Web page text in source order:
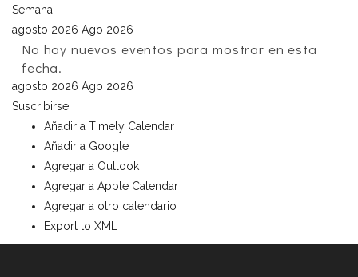
Semana
agosto 2026 Ago 2026
No hay nuevos eventos para mostrar en esta
fecha.
agosto 2026 Ago 2026
Suscribirse
Añadir a Timely Calendar
Añadir a Google
Agregar a Outlook
Agregar a Apple Calendar
Agregar a otro calendario
Export to XML